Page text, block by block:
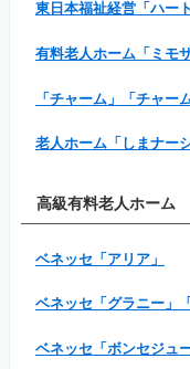
東日本福祉経営「ハー
有料老人ホーム「ミモザ
「チャーム」「チャー
老人ホーム「しまナー
高級有料老人ホーム
ベネッセ「アリア」
ベネッセ「グラニー」
ベネッセ「ボンセジュー